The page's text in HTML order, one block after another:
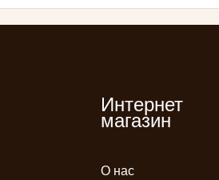
Интернет
магазин
О нас